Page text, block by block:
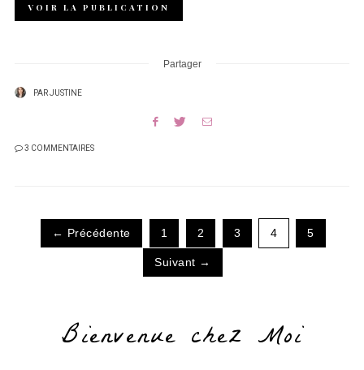
VOIR LA PUBLICATION
Partager
PARJUSTINE
3 COMMENTAIRES
← Précédente 1 2 3 4 5
Suivant →
Bienvenue chez Moi